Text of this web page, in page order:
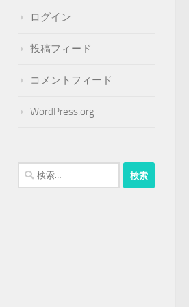
ログイン
投稿フィード
コメントフィード
WordPress.org
検
索: